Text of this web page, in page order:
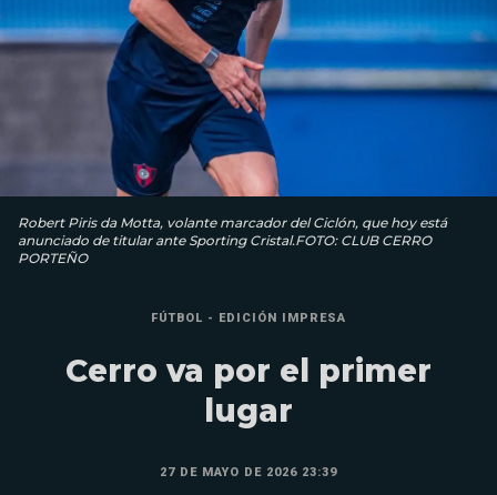
Robert Piris da Motta, volante marcador del Ciclón, que hoy está
anunciado de titular ante Sporting Cristal.FOTO: CLUB CERRO
PORTEÑO
FÚTBOL - EDICIÓN IMPRESA
Cerro va por el primer
lugar
27 DE MAYO DE 2026 23:39